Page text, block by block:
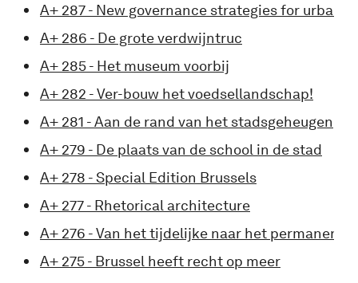
A+ 287 - New governance strategies for urban
A+ 286 - De grote verdwijntruc
A+ 285 - Het museum voorbij
A+ 282 - Ver-bouw het voedsellandschap!
A+ 281 - Aan de rand van het stadsgeheugen
A+ 279 - De plaats van de school in de stad
A+ 278 - Special Edition Brussels
A+ 277 - Rhetorical architecture
A+ 276 - Van het tijdelijke naar het permanente
A+ 275 - Brussel heeft recht op meer